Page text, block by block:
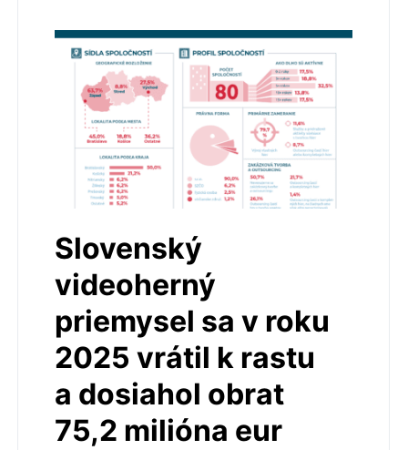
Slovenský
videoherný
priemysel sa v roku
2025 vrátil k rastu
a dosiahol obrat
75,2 milióna eur